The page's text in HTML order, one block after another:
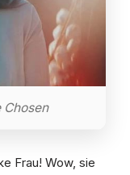
Frau! Wow, sie